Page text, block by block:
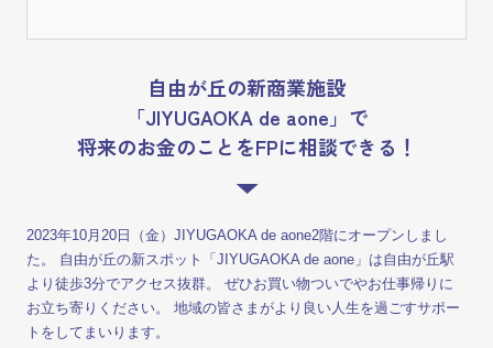
自由が丘の新商業施設
「JIYUGAOKA de aone」で
将来のお金のことをFPに相談できる！
2023年10月20日（金）JIYUGAOKA de aone2階にオープンしまし
た。 自由が丘の新スポット「JIYUGAOKA de aone」は自由が丘駅
より徒歩3分でアクセス抜群。 ぜひお買い物ついでやお仕事帰りに
お立ち寄りください。 地域の皆さまがより良い人生を過ごすサポー
トをしてまいります。